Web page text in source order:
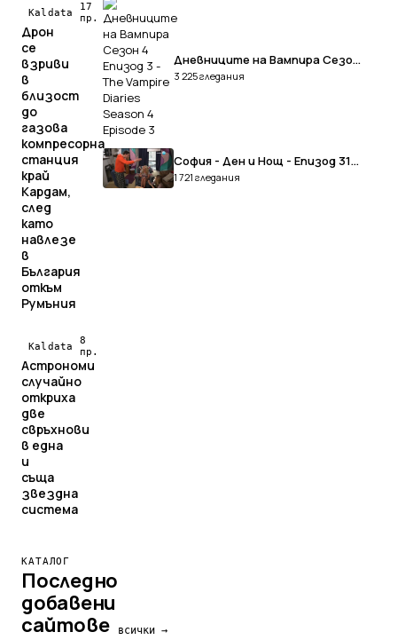
Kaldata
17
пр.
Дрон
се
взриви
в
близост
до
газова
компресорна
станция
край
Кардам,
след
като
навлезе
в
България
откъм
Румъния
Kaldata
8
пр.
Астрономи
случайно
откриха
две
свръхнови
в една
и
съща
звездна
система
КАТАЛОГ
Последно
добавени
сайтове
всички →
Дневниците на Вампира Сезон 4 Епизод 3 - The Vampire Diaries Season 4 Episode 3
3 225 гледания
София - Ден и Нощ - Епизод 312 - Част 2
1 721 гледания